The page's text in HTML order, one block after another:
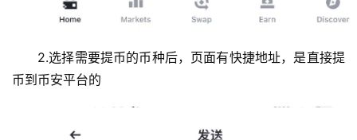
2.选择需要提币的币种后，页面有快捷地址，是直接提
币到币安平台的